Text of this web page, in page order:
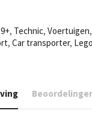
9+, Technic, Voertuigen,
, Car transporter, Lego